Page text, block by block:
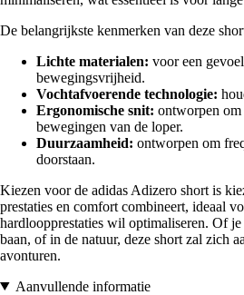
De belangrijkste kenmerken van deze
Lichte materialen: voor een
bewegingsvrijheid.
Vochtafvoerende technologie:
Ergonomische snit: ontworpen om
bewegingen van de loper.
Duurzaamheid: ontworpen om
doorstaan.
Kiezen voor de adidas Adizero short is
prestaties en comfort combineert, ideaal
hardloopprestaties wil optimaliseren. Of
baan, of in de natuur, deze short zal zich
avonturen.
Aanvullende informatie